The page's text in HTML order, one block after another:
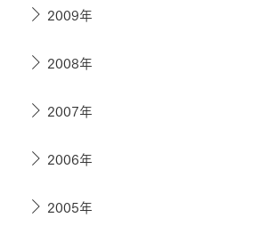
2009年
2008年
2007年
2006年
2005年